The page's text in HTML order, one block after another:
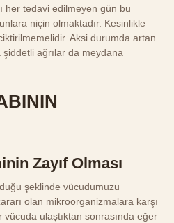
her tedavi edilmeyen gün bu
niçin olmaktadır. Kesinlikle
Aksi durumda artan
şiddetli ağrılar da meydana
Zayıf Olması
şeklinde vücudumuzu
olan mikroorganizmalara karşı
ulaştıktan sonrasında eğer